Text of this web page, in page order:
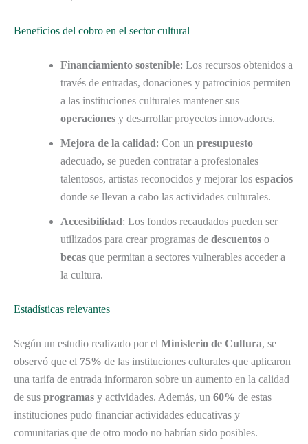
Beneficios del cobro en el sector cultural
Financiamiento sostenible: Los recursos obtenidos a
través de entradas, donaciones y patrocinios permiten
a las instituciones culturales mantener sus
operaciones y desarrollar proyectos innovadores.
Mejora de la calidad: Con un presupuesto
adecuado, se pueden contratar a profesionales
talentosos, artistas reconocidos y mejorar los espacios
donde se llevan a cabo las actividades culturales.
Accesibilidad: Los fondos recaudados pueden ser
utilizados para crear programas de descuentos o
becas que permitan a sectores vulnerables acceder a
la cultura.
Estadísticas relevantes
Según un estudio realizado por el Ministerio de Cultura, se
observó que el 75% de las instituciones culturales que aplicaron
una tarifa de entrada informaron sobre un aumento en la calidad
de sus programas y actividades. Además, un 60% de estas
instituciones pudo financiar actividades educativas y
comunitarias que de otro modo no habrían sido posibles.